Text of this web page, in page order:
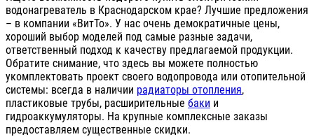
водонагреватель в Краснодарском крае? Лучшие предложения
– в компании «ВитТо». У нас очень демократичные цены,
хороший выбор моделей под самые разные задачи,
ответственный подход к качеству предлагаемой продукции.
Обратите снимание, что здесь вы можете полностью
укомплектовать проект своего водопровода или отопительной
системы: всегда в наличии радиаторы отопления,
пластиковые трубы, расширительные баки и
гидроаккумуляторы. На крупные комплексные заказы
предоставляем существенные скидки.